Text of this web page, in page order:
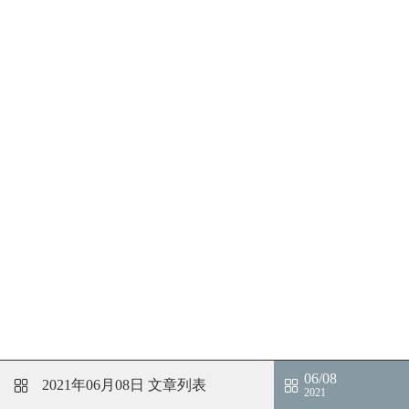
2021年06月08日 文章列表 06/08
2021